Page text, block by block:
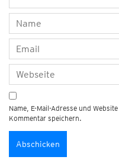
Name, E-Mail-Adresse und
Kommentar speichern.